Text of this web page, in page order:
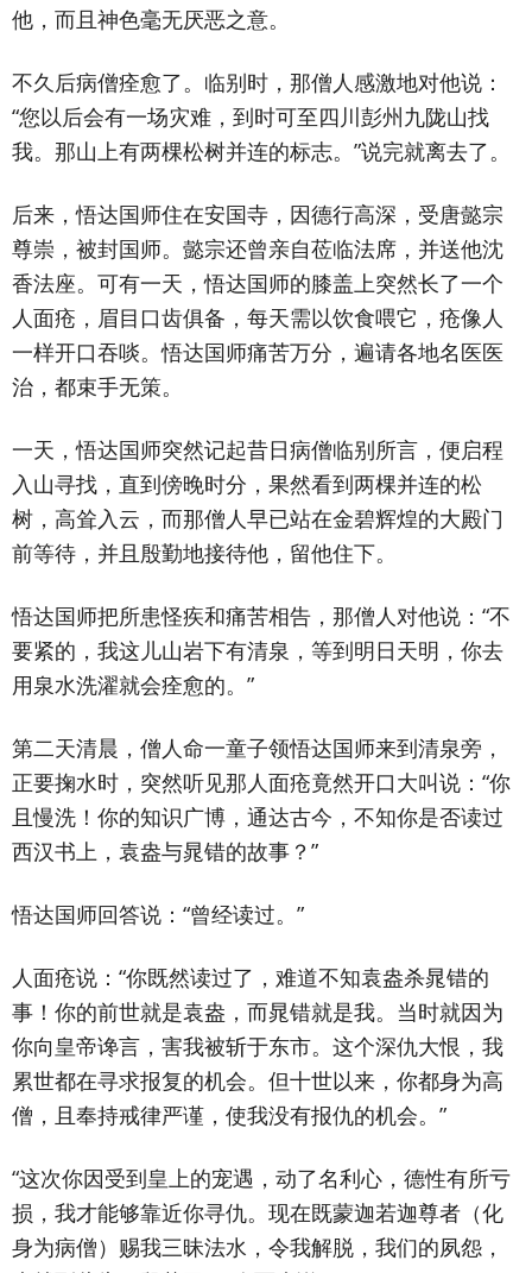
他，而且神色毫无厌恶之意。
不久后病僧痊愈了。临别时，那僧人感激地对他说：
“您以后会有一场灾难，到时可至四川彭州九陇山找
我。那山上有两棵松树并连的标志。”说完就离去了。
后来，悟达国师住在安国寺，因德行高深，受唐懿宗
尊崇，被封国师。懿宗还曾亲自莅临法席，并送他沈
香法座。可有一天，悟达国师的膝盖上突然长了一个
人面疮，眉目口齿俱备，每天需以饮食喂它，疮像人
一样开口吞啖。悟达国师痛苦万分，遍请各地名医医
治，都束手无策。
一天，悟达国师突然记起昔日病僧临别所言，便启程
入山寻找，直到傍晚时分，果然看到两棵并连的松
树，高耸入云，而那僧人早已站在金碧辉煌的大殿门
前等待，并且殷勤地接待他，留他住下。
悟达国师把所患怪疾和痛苦相告，那僧人对他说：“不
要紧的，我这儿山岩下有清泉，等到明日天明，你去
用泉水洗濯就会痊愈的。”
第二天清晨，僧人命一童子领悟达国师来到清泉旁，
正要掬水时，突然听见那人面疮竟然开口大叫说：“你
且慢洗！你的知识广博，通达古今，不知你是否读过
西汉书上，袁盎与晁错的故事？”
悟达国师回答说：“曾经读过。”
人面疮说：“你既然读过了，难道不知袁盎杀晁错的
事！你的前世就是袁盎，而晁错就是我。当时就因为
你向皇帝谗言，害我被斩于东市。这个深仇大恨，我
累世都在寻求报复的机会。但十世以来，你都身为高
僧，且奉持戒律严谨，使我没有报仇的机会。”
“这次你因受到皇上的宠遇，动了名利心，德性有所亏
损，我才能够靠近你寻仇。现在既蒙迦若迦尊者（化
身为病僧）赐我三昧法水，令我解脱，我们的夙怨，